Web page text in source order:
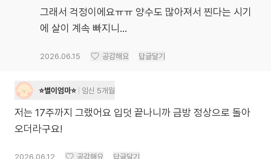
그래서 걱정이에요ㅠㅠ 양수도 많아져서 찐다는 시기
에 살이 계속 빠지니...
2026.06.15 공감해요 답글달기
⭐️별이엄마⭐️ 임신 5개월
저는 17주까지 그랬어요 입덧 끝나니까 금방 정상으로 돌아
오더라구요!
2026.06.12 공감해요 답글달기